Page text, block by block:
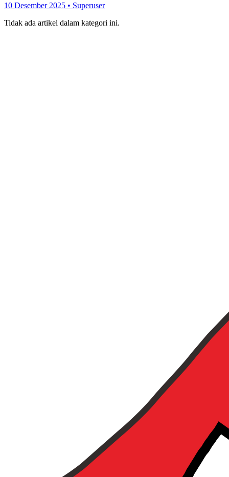
10 Desember 2025 • Superuser
Tidak ada artikel dalam kategori ini.